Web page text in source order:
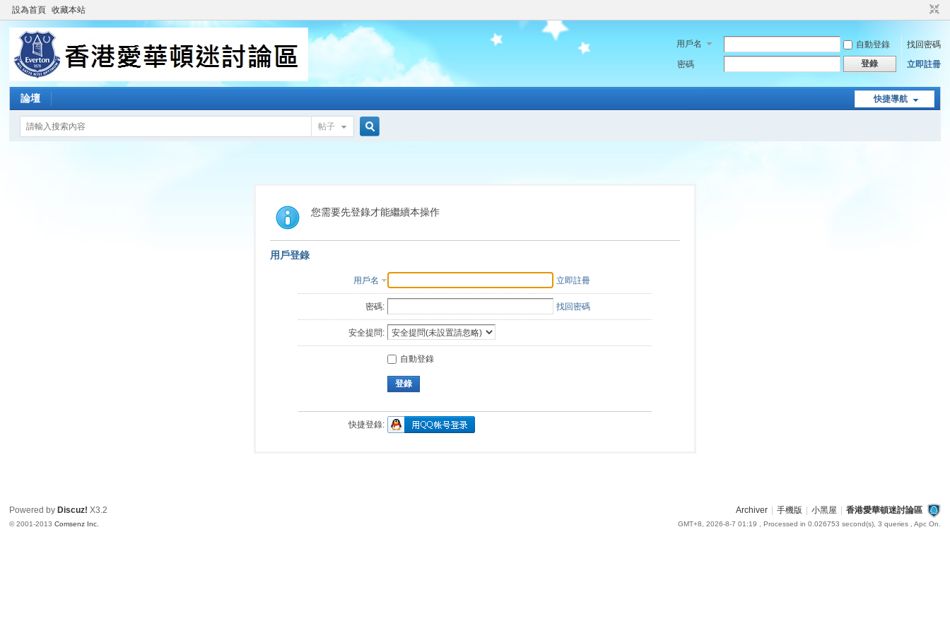
設為首頁 收藏本站
用戶名 自動登錄
找回密碼
密碼
登錄 立即註冊
快捷導航
論壇
帖子
索
您需要先登錄才能繼續本操作
用戶登錄
用戶名 立即註冊
密碼: 找回密碼
安全提問:
自動登錄
登錄
快捷登錄:
Archiver 手機版 小黑屋 香港愛華頓迷討論區
GMT+8, 2026-8-7 01:19 , Processed in 0.026753 second(s), 3 queries , Apc On.
Powered by Discuz! X3.2
© 2001-2013Comsenz Inc.